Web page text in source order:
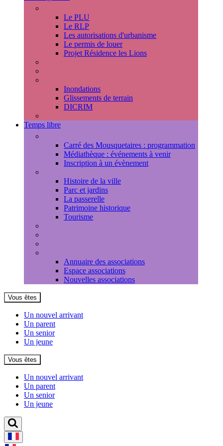
Le PLU
Le RLP
Les autorisations d'urbanisme
Le permis de louer
Projet Résidence les Lions
Inondations
Glissements de terrain
DICRIM
Temps libre
Carré des Mousquetaires : programmation
Médiathèque : événements à venir
Inscription à un évènement
Histoire de la ville
Parc et jardins
La passerelle
Patrimoine historique
Tourisme
Annuaire des associations
Espace associations
Nouvelles associations
Vous êtes
Un nouvel arrivant
Un parent
Un senior
Un jeune
Vous êtes
Un nouvel arrivant
Un parent
Un senior
Un jeune